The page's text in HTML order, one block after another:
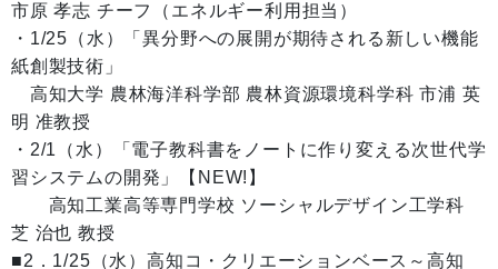
市原 孝志 チーフ（エネルギー利用担当）
・1/25（水）「異分野への展開が期待される新しい機能
紙創製技術」
高知大学 農林海洋科学部 農林資源環境科学科 市浦 英
明 准教授
・2/1（水）「電子教科書をノートに作り変える次世代学
習システムの開発」【NEW!】
高知工業高等専門学校 ソーシャルデザイン工学科
芝 治也 教授
■2．1/25（水）高知コ・クリエーションベース～高知